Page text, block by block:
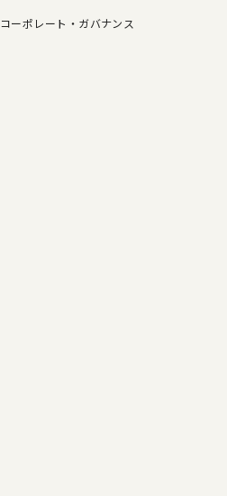
コーポレート・ガバナンス